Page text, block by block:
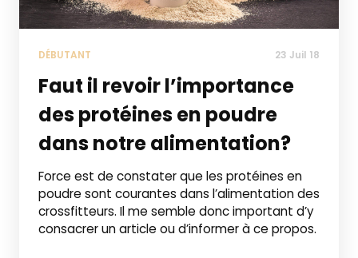
DÉBUTANT 23 Juil 18
Faut il revoir l’importance
des protéines en poudre
dans notre alimentation?
Force est de constater que les protéines en
poudre sont courantes dans l’alimentation des
crossfitteurs. Il me semble donc important d’y
consacrer un article ou d’informer à ce propos.